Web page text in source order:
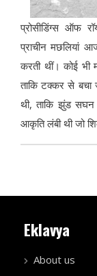
प्रोसीडिंग्स ऑफ
प्राचीन मछलियां
करती थीं। कोई भी
ताकि टक्कर से बचा
थी, ताकि झुंड
आकृति लंबी थी जो
Eklavya
About us